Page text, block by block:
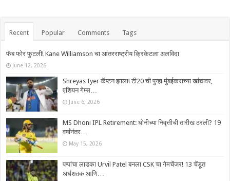
Recent Popular Comments Tags
फॅब फोर फुटली! Kane Williamson चा आंतरराष्ट्रीय क्रिकेटला अलविदा
June 12, 2026
Shreyas Iyer कॅप्टन झाला! टी20 ची पुन्हा मुंबईकराच्या खांद्यावर,
एशियन गेम्स…
June 6, 2026
MS Dhoni IPL Retirement: धोनीच्या निवृत्तीची तारीख ठरली? 19
वर्षांनंतर…
May 15, 2026
पप्पांचा लाडका Urvil Patel बनला CSK चा गेमचेंजर! 13 चेंडूत
अर्धशतक आणि…